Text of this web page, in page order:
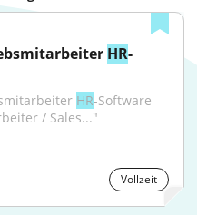
HR-
HR-Software
/ Sales..."
Vollzeit